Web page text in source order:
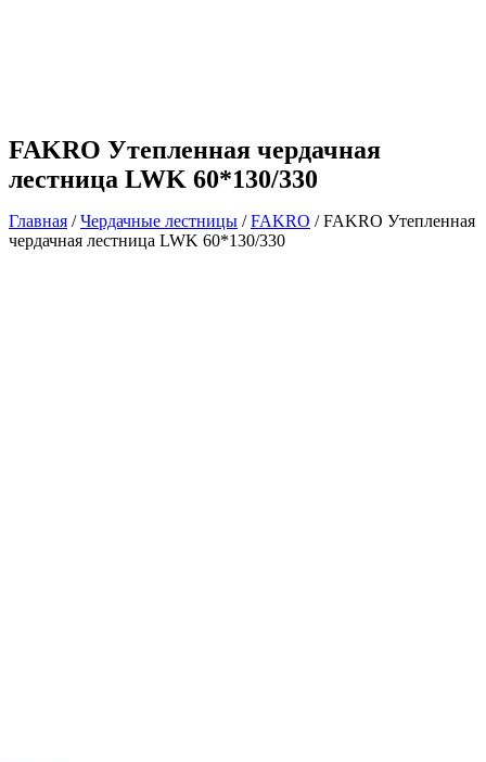
FAKRO Утепленная чердачная
лестница LWK 60*130/330
Главная /Чердачные лестницы /FAKRO / FAKRO Утепленная
чердачная лестница LWK 60*130/330